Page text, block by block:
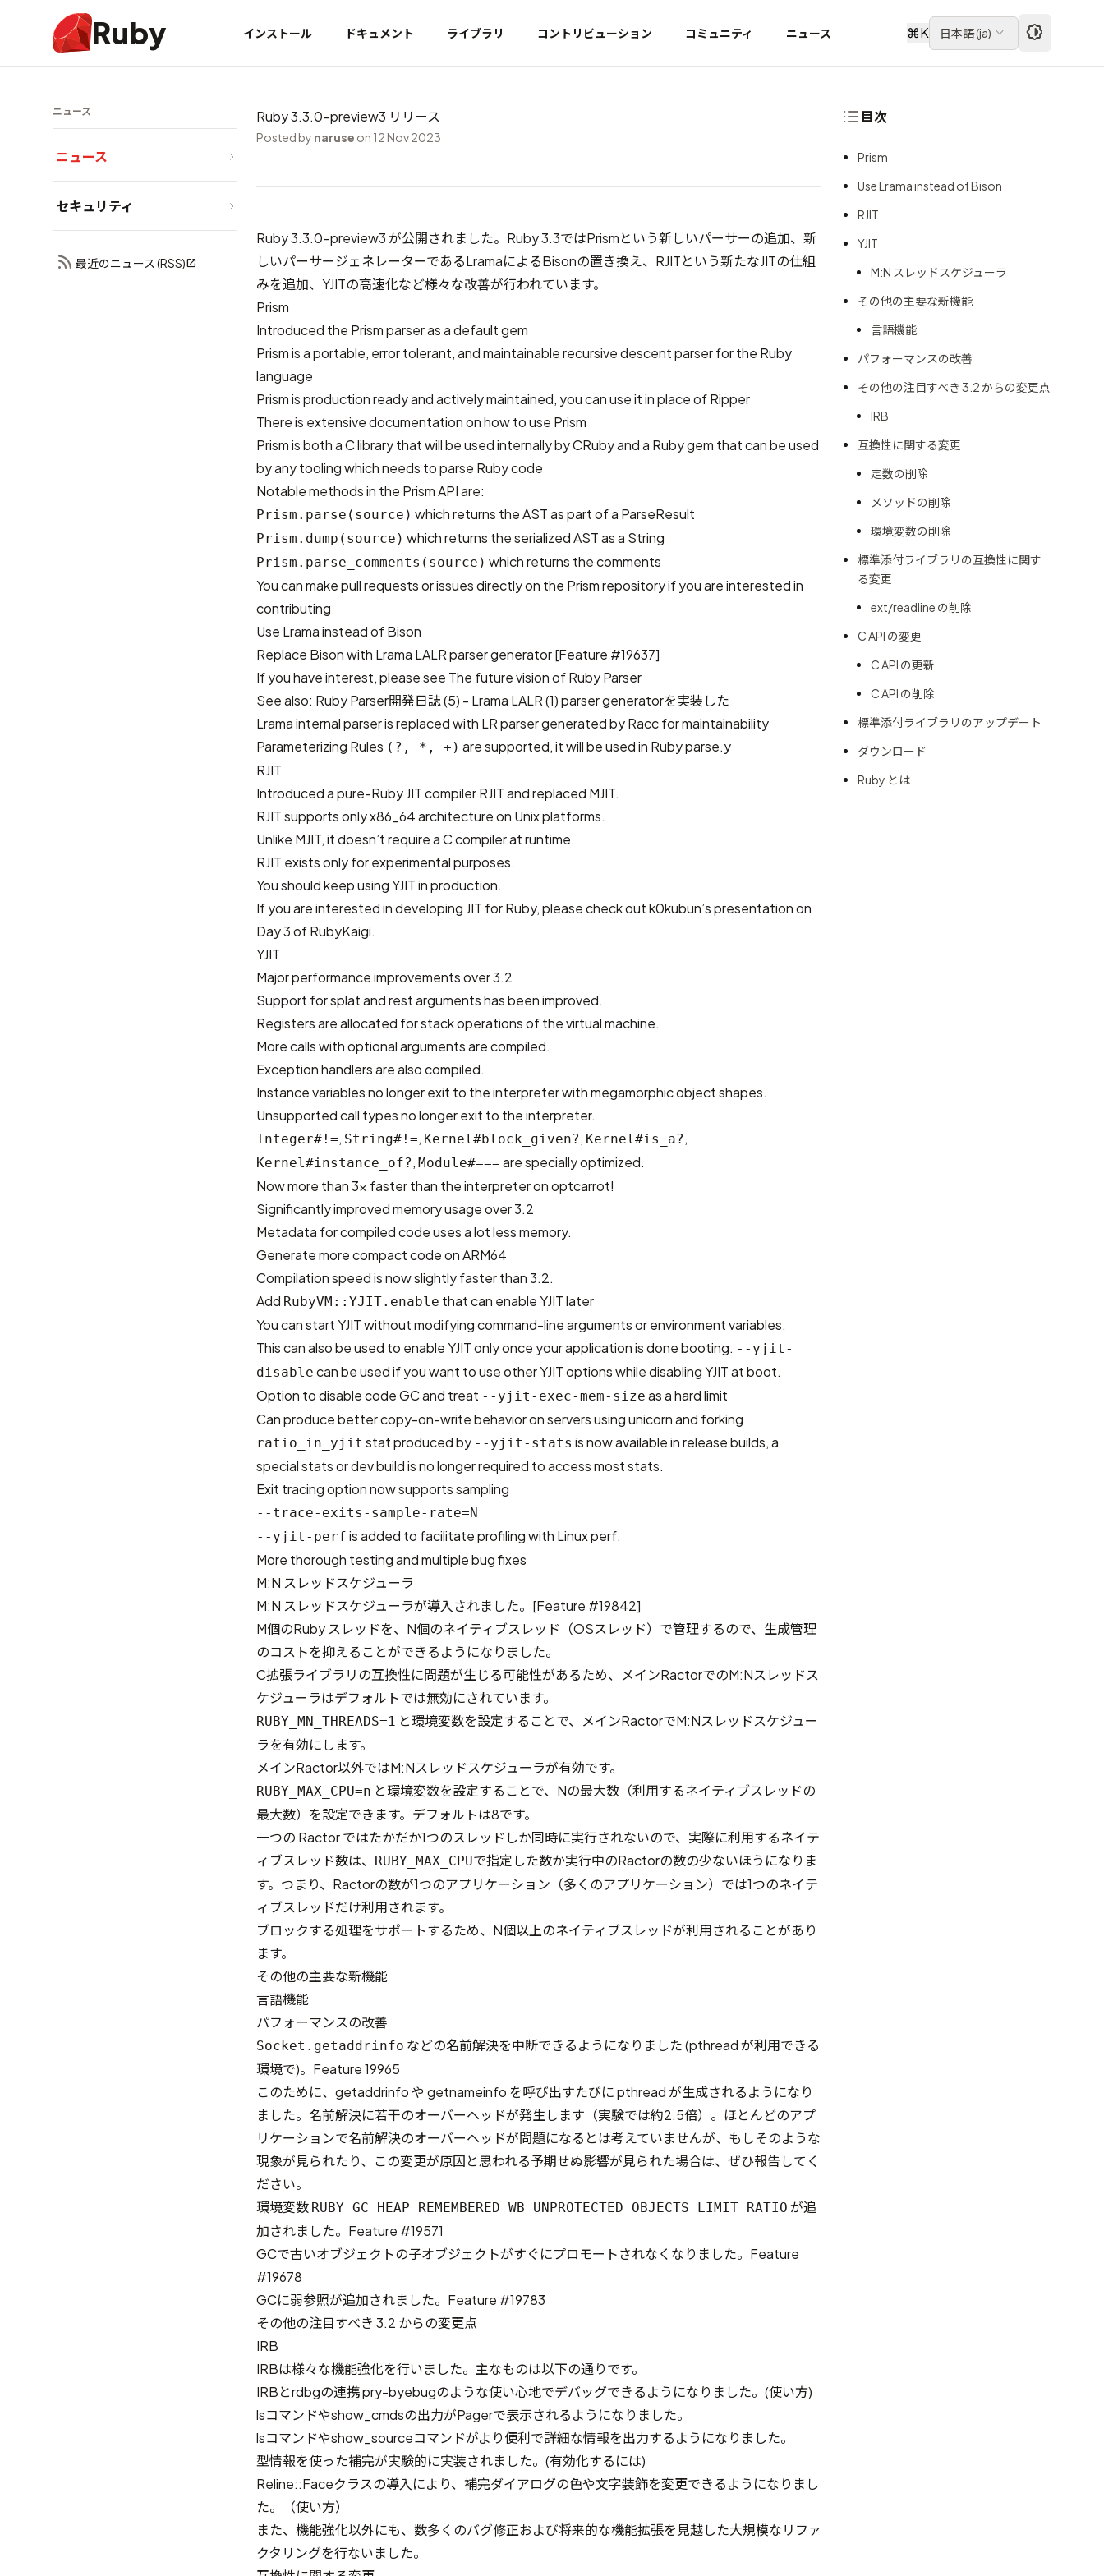
Ruby インストール ドキュメント ライブラリ コントリビューション コミュニティ ニュース ⌘K 日本語(ja)
ニュース
ニュース
セキュリティ
最近のニュース (RSS)
Ruby 3.3.0-preview3 リリース
Posted by naruse on 12 Nov 2023
Ruby 3.3.0-preview3 が公開されました。Ruby 3.3ではPrismという新しいパーサーの追加、新
しいパーサージェネレーターであるLramaによるBisonの置き換え、RJITという新たなJITの仕組
みを追加、YJITの高速化など様々な改善が行われています。
Prism
Introduced the Prism parseras a default gem
Prism is a portable, error tolerant, and maintainable recursive descent parser for the Ruby
language
Prism is production ready and actively maintained, you can use it in place of Ripper
There is extensive documentationon how to use Prism
Prism is both a C library that will be used internally by CRuby and a Ruby gem that can be used
by any tooling which needs to parse Ruby code
Notable methods in the Prism API are:
Prism.parse(source) which returns the AST as part of a ParseResult
Prism.dump(source) which returns the serialized AST as a String
Prism.parse_comments(source) which returns the comments
You can make pull requests or issues directly on the Prism repositoryif you are interested in
contributing
Use Lrama instead of Bison
Replace Bison with Lrama LALR parser generator[Feature #19637]
If you have interest, please see The future vision of Ruby Parser
See also: Ruby Parser開発日誌 (5) - Lrama LALR (1) parser generatorを実装した
Lrama internal parser is replaced with LR parser generated by Racc for maintainability
Parameterizing Rules (?, *, +) are supported, it will be used in Ruby parse.y
RJIT
Introduced a pure-Ruby JIT compiler RJIT and replaced MJIT.
RJIT supports only x86_64 architecture on Unix platforms.
Unlike MJIT, it doesn’t require a C compiler at runtime.
RJIT exists only for experimental purposes.
You should keep using YJIT in production.
If you are interested in developing JIT for Ruby, please check outk0kubun’s presentation on
Day 3 of RubyKaigi.
YJIT
Major performance improvements over 3.2
Support for splat and rest arguments has been improved.
Registers are allocated for stack operations of the virtual machine.
More calls with optional arguments are compiled.
Exception handlers are also compiled.
Instance variables no longer exit to the interpreter with megamorphic object shapes.
Unsupported call types no longer exit to the interpreter.
Integer#!=, String#!=, Kernel#block_given? , Kernel#is_a? ,
Kernel#instance_of? , Module#=== are specially optimized.
Now more than 3x faster than the interpreter on optcarrot!
Significantly improved memory usage over 3.2
Metadata for compiled code uses a lot less memory.
Generate more compact code on ARM64
Compilation speed is now slightly faster than 3.2.
Add RubyVM::YJIT.enable that can enable YJIT later
You can start YJIT without modifying command-line arguments or environment variables.
This can also be used to enable YJIT only once your application is done booting. --yjit-
disable can be used if you want to use other YJIT options while disabling YJIT at boot.
Option to disable code GC and treat --yjit-exec-mem-size as a hard limit
Can produce better copy-on-write behavior on servers using unicorn and forking
ratio_in_yjit stat produced by --yjit-stats is now available in release builds, a
special stats or dev build is no longer required to access most stats.
Exit tracing option now supports sampling
--trace-exits-sample-rate=N
--yjit-perf is added to facilitate profiling with Linux perf.
More thorough testing and multiple bug fixes
M:N スレッドスケジューラ
M:N スレッドスケジューラが導入されました。 [Feature #19842]
M個のRuby スレッドを、N個のネイティブスレッド（OSスレッド）で管理するので、生成管理
のコストを抑えることができるようになりました。
C拡張ライブラリの互換性に問題が生じる可能性があるため、メインRactorでのM:Nスレッドス
ケジューラはデフォルトでは無効にされています。
RUBY_MN_THREADS=1 と環境変数を設定することで、メインRactorでM:Nスレッドスケジュー
ラを有効にします。
メインRactor以外ではM:Nスレッドスケジューラが有効です。
RUBY_MAX_CPU=n と環境変数を設定することで、Nの最大数（利用するネイティブスレッドの
最大数）を設定できます。デフォルトは8です。
一つの Ractor ではたかだか1つのスレッドしか同時に実行されないので、実際に利用するネイテ
ィブスレッド数は、
RUBY_MAX_CPUで指定した数か実行中のRactorの数の少ないほうになりま
す。つまり、Ractorの数が1つのアプリケーション（多くのアプリケーション）では1つのネイテ
ィブスレッドだけ利用されます。
ブロックする処理をサポートするため、N個以上のネイティブスレッドが利用されることがあり
ます。
その他の主要な新機能
言語機能
パフォーマンスの改善
Socket.getaddrinfo などの名前解決を中断できるようになりました (pthread が利用できる
環境で)。 Feature 19965
このために、getaddrinfo や getnameinfo を呼び出すたびに pthread が生成されるようになり
ました。名前解決に若干のオーバーヘッドが発生します（実験では約2.5倍）。ほとんどのアプ
リケーションで名前解決のオーバーヘッドが問題になるとは考えていませんが、もしそのような
現象が見られたり、この変更が原因と思われる予期せぬ影響が見られた場合は、ぜひ報告してく
ださい。
環境変数 RUBY_GC_HEAP_REMEMBERED_WB_UNPROTECTED_OBJECTS_LIMIT_RATIO が追
加されました。 Feature #19571
GCで古いオブジェクトの子オブジェクトがすぐにプロモートされなくなりました。 Feature
#19678
GCに弱参照が追加されました。 Feature #19783
その他の注目すべき 3.2 からの変更点
IRB
IRBは様々な機能強化を行いました。主なものは以下の通りです。
IRBとrdbgの連携 pry-byebugのような使い心地でデバッグできるようになりました。(使い方)
lsコマンドやshow_cmdsの出力がPagerで表示されるようになりました。
lsコマンドやshow_sourceコマンドがより便利で詳細な情報を出力するようになりました。
型情報を使った補完が実験的に実装されました。(有効化するには)
Reline::Faceクラスの導入により、補完ダイアログの色や文字装飾を変更できるようになりまし
た。（使い方）
また、機能強化以外にも、数多くのバグ修正および将来的な機能拡張を見越した大規模なリファ
クタリングを行ないました。
目次
Prism
Use Lrama instead of Bison
RJIT
YJIT
M:N スレッドスケジューラ
その他の主要な新機能
言語機能
パフォーマンスの改善
その他の注目すべき 3.2 からの変更点
IRB
互換性に関する変更
定数の削除
メソッドの削除
環境変数の削除
標準添付ライブラリの互換性に関す
る変更
ext/readline の削除
C API の変更
C API の更新
C API の削除
標準添付ライブラリのアップデート
ダウンロード
Ruby とは